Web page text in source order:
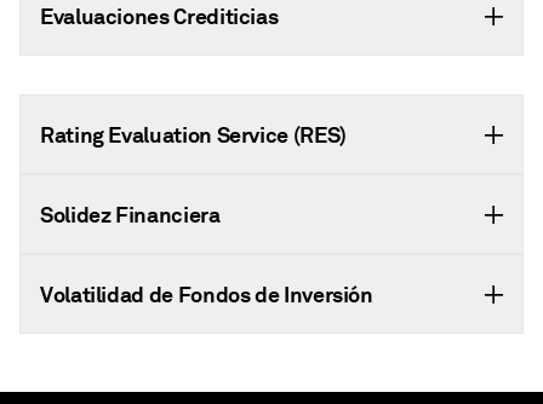
Evaluaciones Crediticias
Rating Evaluation Service (RES)
Solidez Financiera
Volatilidad de Fondos de Inversión